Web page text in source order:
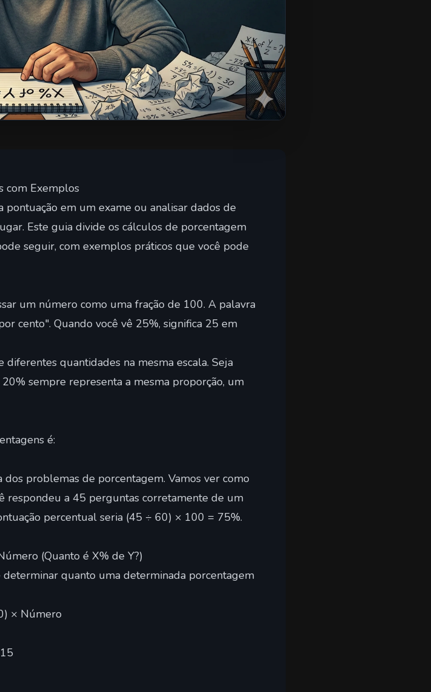
com Exemplos
em um exame ou analisar dados de
Este guia divide os cálculos de porcentagem
seguir, com exemplos práticos que você pode
um número como uma fração de 100. A palavra
cento". Quando você vê 25%, significa 25 em
quantidades na mesma escala. Seja
sempre representa a mesma proporção, um
é:
problemas de porcentagem. Vamos ver como
respondeu a 45 perguntas corretamente de um
percentual seria (45 ÷ 60) × 100 = 75%.
(Quanto é X% de Y?)
quanto uma determinada porcentagem
× Número